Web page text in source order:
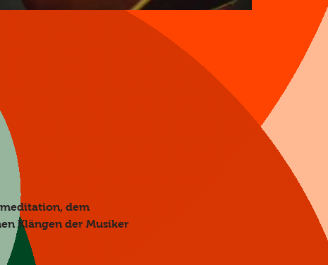
dem
Klängen der Musiker